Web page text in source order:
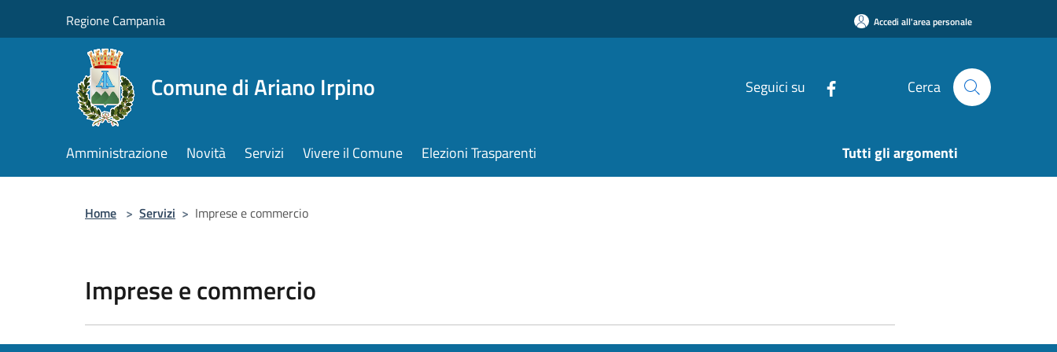
Regione Campania Accedi all'area personale
Comune di Ariano Irpino Seguici su Cerca
Amministrazione Novità Servizi Vivere il Comune Elezioni Trasparenti Tutti gli argomenti
Home > Servizi > Imprese e commercio
Imprese e commercio